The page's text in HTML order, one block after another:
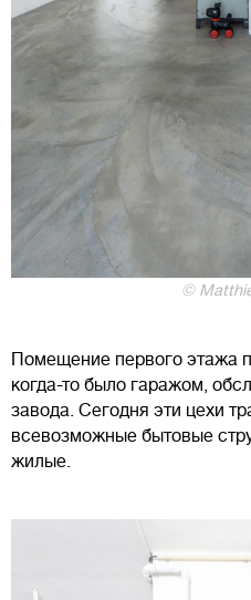
©
Помещение первого этажа
когда-то было гаражом,
завода. Сегодня эти цехи
всевозможные бытовые
жилые.